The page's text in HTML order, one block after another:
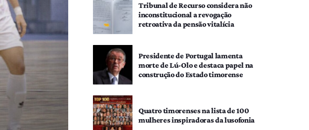
Tribunal de Recurso considera não
inconstitucional a revogação
retroativa da pensão vitalícia
Presidente de Portugal lamenta
morte de Lú-Olo e destaca papel na
construção do Estado timorense
Quatro timorenses na lista de 100
mulheres inspiradoras da lusofonia